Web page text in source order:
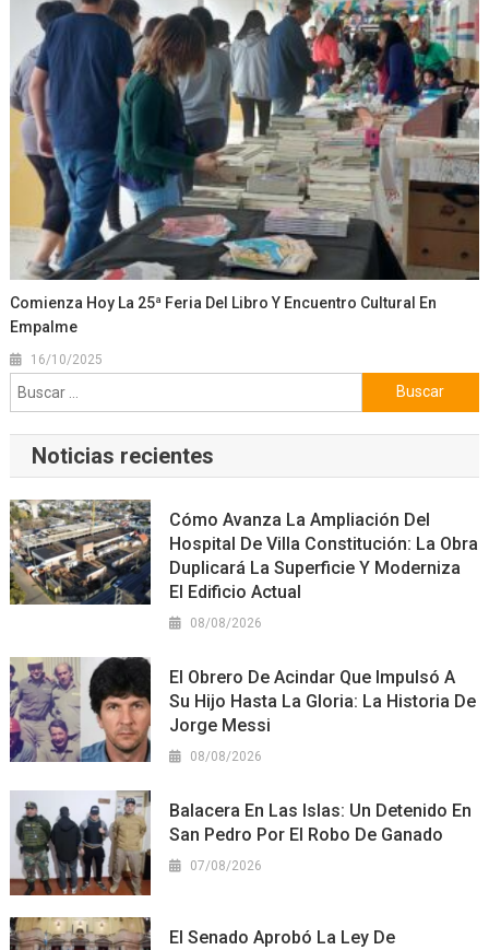
Comienza Hoy La 25ª Feria Del Libro Y Encuentro Cultural En
Empalme
16/10/2025
Buscar:
Noticias recientes
Cómo Avanza La Ampliación Del
Hospital De Villa Constitución: La Obra
Duplicará La Superficie Y Moderniza
El Edificio Actual
08/08/2026
El Obrero De Acindar Que Impulsó A
Su Hijo Hasta La Gloria: La Historia De
Jorge Messi
08/08/2026
Balacera En Las Islas: Un Detenido En
San Pedro Por El Robo De Ganado
07/08/2026
El Senado Aprobó La Ley De